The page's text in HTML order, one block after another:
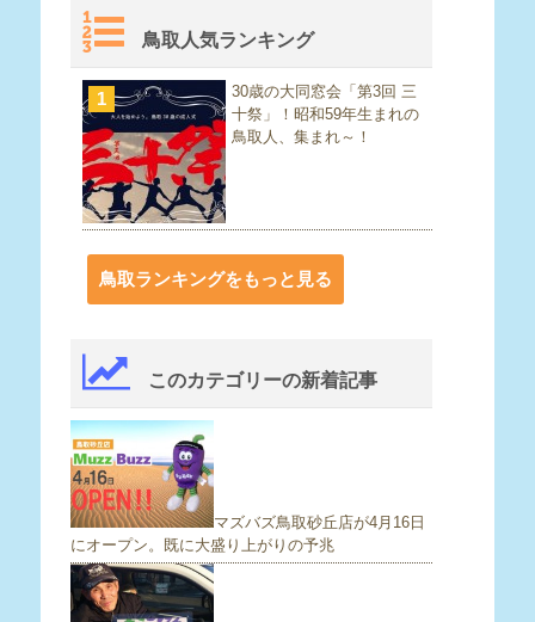
鳥取人気ランキング
1
30歳の大同窓会「第3回 三
十祭」！昭和59年生まれの
鳥取人、集まれ～！
鳥取ランキングをもっと見る
このカテゴリーの新着記事
マズバズ鳥取砂丘店が4月16日
にオープン。既に大盛り上がりの予兆